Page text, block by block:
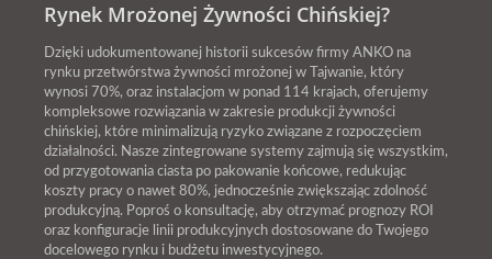
Rynek Mrożonej Żywności Chińskiej?
Dzięki udokumentowanej historii sukcesów firmy ANKO na
rynku przetwórstwa żywności mrożonej w Tajwanie, który
wynosi 70%, oraz instalacjom w ponad 114 krajach, oferujemy
kompleksowe rozwiązania w zakresie produkcji żywności
chińskiej, które minimalizują ryzyko związane z rozpoczęciem
działalności. Nasze zintegrowane systemy zajmują się wszystkim,
od przygotowania ciasta po pakowanie końcowe, redukując
koszty pracy o nawet 80%, jednocześnie zwiększając zdolność
produkcyjną. Poproś o konsultację, aby otrzymać prognozy ROI
oraz konfiguracje linii produkcyjnych dostosowane do Twojego
docelowego rynku i budżetu inwestycyjnego.